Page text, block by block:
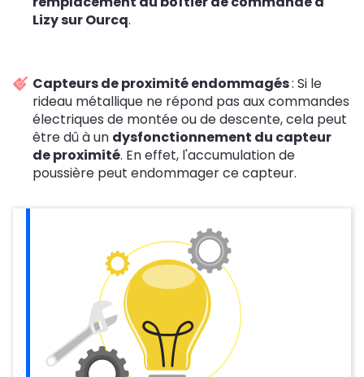
Lizy sur Ourcq.
Capteurs de proximité endommagés: Si le
rideau métallique ne répond pas aux commandes
électriques de montée ou de descente, cela peut
être dû à un dysfonctionnement du capteur
de proximité. En effet, l'accumulation de
poussière peut endommager ce capteur.